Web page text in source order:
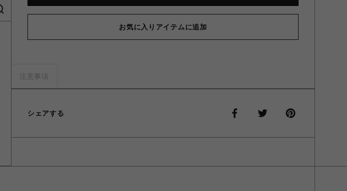
お気に入りアイテムに追加
注意事項
シェアする